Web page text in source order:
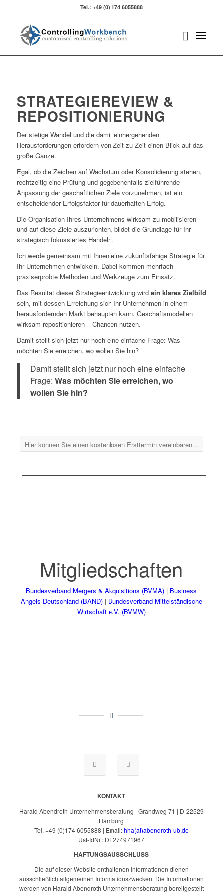
Tel.: +49 (0) 174 6055888‬
STRATEGIEREVIEW &
REPOSITIONIERUNG
Der stetige Wandel und die damit einhergehenden
Herausforderungen erfordern von Zeit zu Zeit einen Blick auf das
große Ganze.
Egal, ob die Zeichen auf Wachstum oder Konsolidierung stehen,
rechtzeitig eine Prüfung und gegebenenfalls zielführende
Anpassung der geschäftlichen Ziele vorzunehmen, ist ein
entscheidender Erfolgsfaktor für dauerhaften Erfolg.
Die Organisation Ihres Unternehmens wirksam zu mobilisieren
und auf diese Ziele auszurichten, bildet die Grundlage für Ihr
strategisch fokussiertes Handeln.
Ich werde gemeinsam mit Ihnen eine zukunftsfähige Strategie für
Ihr Unternehmen entwickeln. Dabei kommen mehrfach
praxiserprobte Methoden und Werkzeuge zum Einsatz.
Das Resultat dieser Strategieentwicklung wird ein klares Zielbild
sein, mit dessen Erreichung sich Ihr Unternehmen in einem
herausfordernden Markt behaupten kann. Geschäftsmodellen
wirksam repositionieren – Chancen nutzen.
Damit stellt sich jetzt nur noch eine einfache Frage: Was
möchten Sie erreichen, wo wollen Sie hin?
Damit stellt sich jetzt nur noch eine einfache
Frage: Was möchten Sie erreichen, wo
wollen Sie hin?
Hier können Sie einen kostenlosen Ersttermin vereinbaren...
Mitgliedschaften
Bundesverband Mergers & Akquisitions (BVMA) | Business
Angels Deutschland (BAND)| Bundesverband Mittelständische
Wirtschaft e.V. (BVMW)
KONTAKT
Harald Abendroth Unternehmensberatung | Grandweg 71 | D-22529
Hamburg
Tel. +49 (0)174 6055888 | Email:hha(at)abendroth-ub.de
Ust-IdNr.: DE274971967
HAFTUNGSAUSSCHLUSS
Die auf dieser Website enthaltenen Informationen dienen
ausschließlich allgemeinen Informationszwecken. Die Informationen
werden von Harald Abendroth Unternehmensberatung bereitgestellt